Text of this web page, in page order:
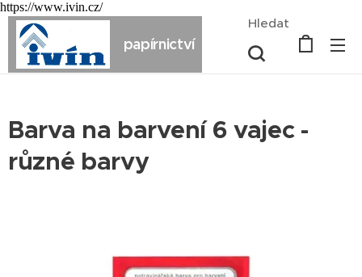
https://www.ivin.cz/
papírnictví
Hledat
Barva na barvení 6 vajec -
různé barvy